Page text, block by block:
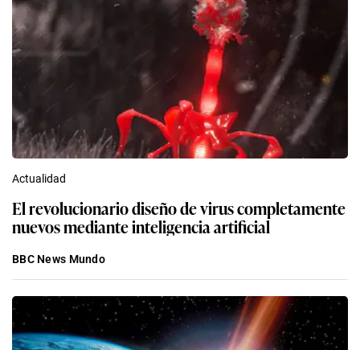
Actualidad
El revolucionario diseño de virus completamente
nuevos mediante inteligencia artificial
BBC News Mundo